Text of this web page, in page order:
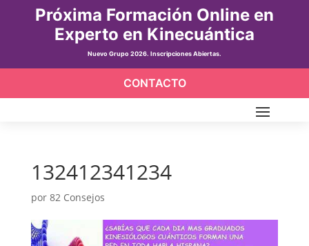
Próxima Formación Online en
Experto en Kinecuántica
Nuevo Grupo 2026. Inscripciones Abiertas.
CONTACTO
132412341234
por 82 Consejos